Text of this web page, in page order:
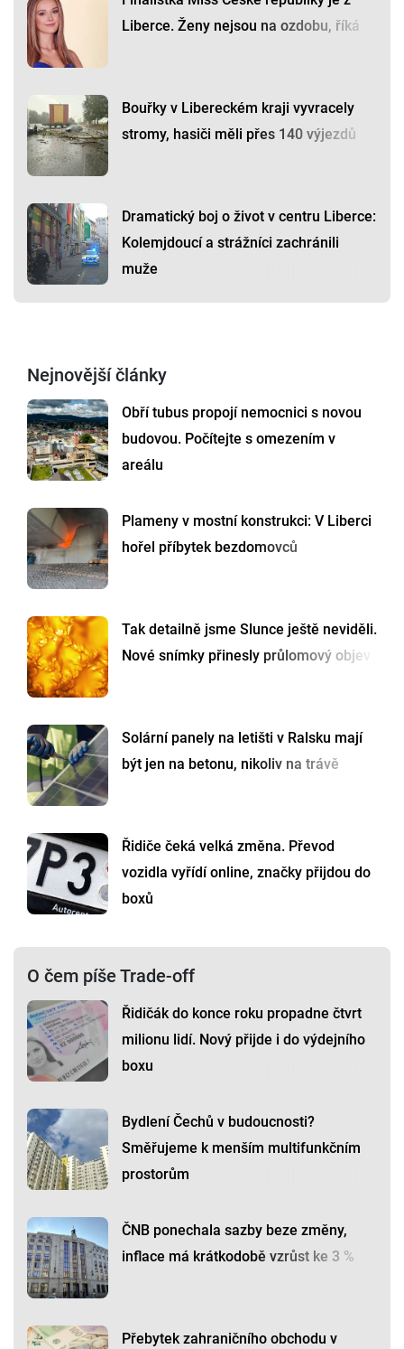
Liberce. Ženy nejsou na ozdobu, říká
Bouřky v Libereckém kraji vyvracely
stromy, hasiči měli přes 140 výjezdů
Dramatický boj o život v centru Liberce:
Kolemjdoucí a strážníci zachránili
muže
Nejnovější články
Obří tubus propojí nemocnici s novou
budovou. Počítejte s omezením v
areálu
Plameny v mostní konstrukci: V Liberci
hořel příbytek bezdomovců
Tak detailně jsme Slunce ještě neviděli.
Nové snímky přinesly průlomový objev
Solární panely na letišti v Ralsku mají
být jen na betonu, nikoliv na trávě
Řidiče čeká velká změna. Převod
vozidla vyřídí online, značky přijdou do
boxů
O čem píše Trade-off
Řidičák do konce roku propadne čtvrt
milionu lidí. Nový přijde i do výdejního
boxu
Bydlení Čechů v budoucnosti?
Směřujeme k menším multifunkčním
prostorům
ČNB ponechala sazby beze změny,
inflace má krátkodobě vzrůst ke 3 %
Přebytek zahraničního obchodu v